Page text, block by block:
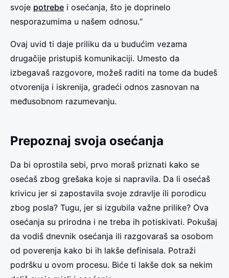
svoje potrebe i osećanja, što je doprinelo
nesporazumima u našem odnosu.“
Ovaj uvid ti daje priliku da u budućim vezama
drugačije pristupiš komunikaciji. Umesto da
izbegavaš razgovore, možeš raditi na tome da budeš
otvorenija i iskrenija, gradeći odnos zasnovan na
međusobnom razumevanju.
Prepoznaj svoja osećanja
Da bi oprostila sebi, prvo moraš priznati kako se
osećaš zbog grešaka koje si napravila. Da li osećaš
krivicu jer si zapostavila svoje zdravlje ili porodicu
zbog posla? Tugu, jer si izgubila važne prilike? Ova
osećanja su prirodna i ne treba ih potiskivati. Pokušaj
da vodiš dnevnik osećanja ili razgovaraš sa osobom
od poverenja kako bi ih lakše definisala. Potraži
podršku u ovom procesu. Biće ti lakše dok sa nekim